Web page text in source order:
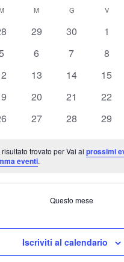
MARTEDÌ M MERCOLEDÌ
G V
0
29
0
30
0
1
0
6
0
7
0
8
0
13
0
14
0
15
0
20
0
21
0
22
0
27
0
28
0
29
risultato trovato per Vai aiprossimi
eventi.
Questo mese
Iscriviti al calendario